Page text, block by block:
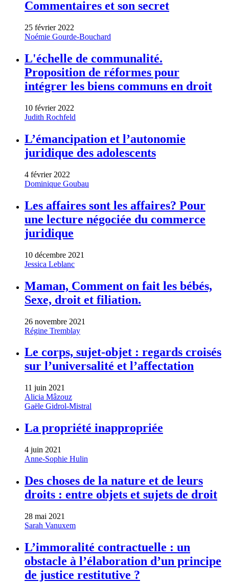
Commentaires et son secret
25 février 2022
Noémie Gourde-Bouchard
L'échelle de communalité.
Proposition de réformes pour
intégrer les biens communs en droit
10 février 2022
Judith Rochfeld
L’émancipation et l’autonomie
juridique des adolescents
4 février 2022
Dominique Goubau
Les affaires sont les affaires? Pour
une lecture négociée du commerce
juridique
10 décembre 2021
Jessica Leblanc
Maman, Comment on fait les bébés,
Sexe, droit et filiation.
26 novembre 2021
Régine Tremblay
Le corps, sujet-objet : regards croisés
sur l’universalité et l’affectation
11 juin 2021
Alicia Mâzouz
Gaële Gidrol-Mistral
La propriété inappropriée
4 juin 2021
Anne-Sophie Hulin
Des choses de la nature et de leurs
droits : entre objets et sujets de droit
28 mai 2021
Sarah Vanuxem
L’immoralité contractuelle : un
obstacle à l’élaboration d’un principe
de justice restitutive ?